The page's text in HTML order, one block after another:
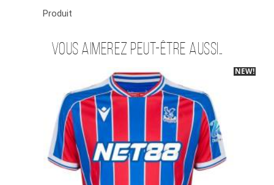
Produit
Vous aimerez peut-être aussi…
-40%
NEW!